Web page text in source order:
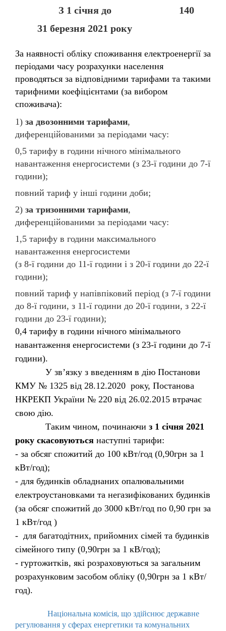
З 1 січня до
31 березня 2021 року
140
За наявності обліку споживання електроенергії за
періодами часу розрахунки населення
проводяться за відповідними тарифами та такими
тарифними коефіцієнтами (за вибором
споживача):
1) за двозонними тарифами,
диференційованими за періодами часу:
0,5 тарифу в години нічного мінімального
навантаження енергосистеми (з 23-ї години до 7-ї
години);
повний тариф у інші години доби;
2) за тризонними тарифами,
диференційованими за періодами часу:
1,5 тарифу в години максимального
навантаження енергосистеми
(з 8-ї години до 11-ї години і з 20-ї години до 22-ї
години);
повний тариф у напівпіковий період (з 7-ї години
до 8-ї години, з 11-ї години до 20-ї години, з 22-ї
години до 23-ї години);
0,4 тарифу в години нічного мінімального
навантаження енергосистеми (з 23-ї години до 7-ї
години).
У зв’язку з введенням в дію Постанови
КМУ № 1325 від 28.12.2020 року, Постанова
НКРЕКП України № 220 від 26.02.2015 втрачає
свою дію.
Таким чином, починаючи з 1 січня 2021
року скасовуються наступні тарифи:
- за обсяг спожитий до 100 кВт/год (0,90грн за 1
кВт/год);
- для будинків обладнаних опалювальними
електроустановками та негазифікованих будинків
(за обсяг спожитий до 3000 кВт/год по 0,90 грн за
1 кВт/год )
- для багатодітних, прийомних сімей та будинків
сімейного типу (0,90грн за 1 кВ/год);
- гуртожитків, які розраховуються за загальним
розрахунковим засобом обліку (0,90грн за 1 кВт/
год).
Національна комісія, що здійснює державне
регулювання у сферах енергетики та комунальних